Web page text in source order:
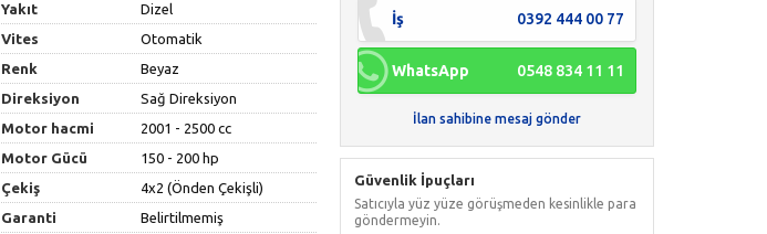
Yakıt
Dizel
Vites
Otomatik
Renk
Beyaz
Direksiyon
Sağ Direksiyon
Motor hacmi
2001 - 2500 cc
Motor Gücü
150 - 200 hp
Çekiş
4x2 (Önden Çekişli)
Garanti
Belirtilmemiş
İş 0392 444 00 77
WhatsApp 0548 834 11 11
İlan sahibine mesaj gönder
Güvenlik İpuçları
Satıcıyla yüz yüze görüşmeden kesinlikle para
göndermeyin.